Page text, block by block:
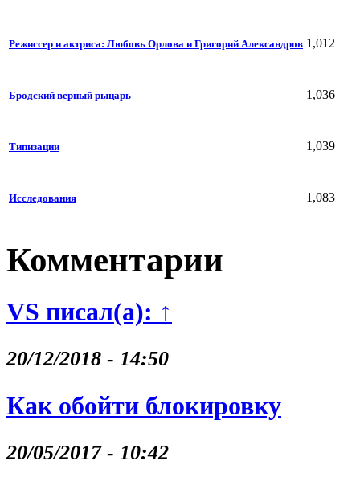
Режиссер и актриса: Любовь Орлова и Григорий Александров 1,012
Бродский верный рыцарь 1,036
Типизации 1,039
Исследования 1,083
Комментарии
VS писал(а): ↑
20/12/2018 - 14:50
Как обойти блокировку
20/05/2017 - 10:42